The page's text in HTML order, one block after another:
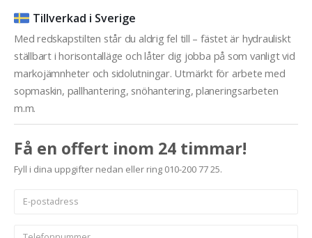
Tillverkad i Sverige
Med redskapstilten står du aldrig fel till – fästet är hydrauliskt
ställbart i horisontalläge och låter dig jobba på som vanligt vid
markojämnheter och sidolutningar. Utmärkt för arbete med
sopmaskin, pallhantering, snöhantering, planeringsarbeten
m.m.
Få en offert inom 24 timmar!
Fyll i dina uppgifter nedan eller ring 010-200 77 25.